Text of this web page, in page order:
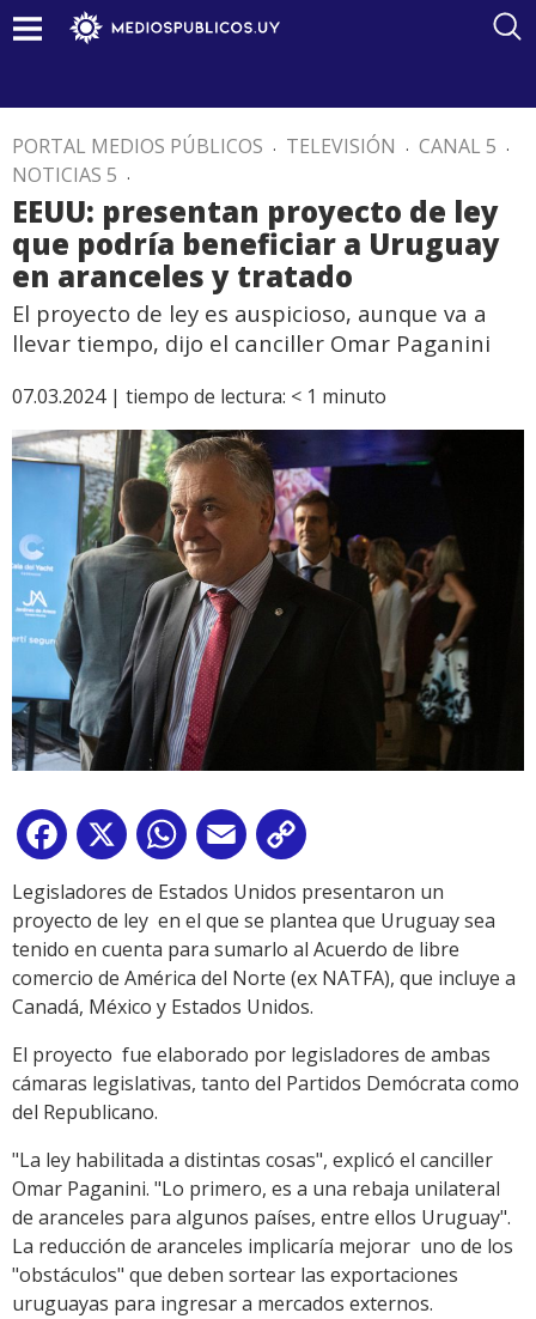
PORTAL MEDIOS PÚBLICOS . TELEVISIÓN . CANAL 5 .
NOTICIAS 5 .
EEUU: presentan proyecto de ley
que podría beneficiar a Uruguay
en aranceles y tratado
El proyecto de ley es auspicioso, aunque va a
llevar tiempo, dijo el canciller Omar Paganini
07.03.2024 | tiempo de lectura: < 1 minuto
Facebook
X WhatsApp
Email
Link
Legisladores de Estados Unidos presentaron un
proyecto de ley en el que se plantea que Uruguay sea
tenido en cuenta para sumarlo al Acuerdo de libre
comercio de América del Norte (ex NATFA), que incluye a
Canadá, México y Estados Unidos.
El proyecto fue elaborado por legisladores de ambas
cámaras legislativas, tanto del Partidos Demócrata como
del Republicano.
"La ley habilitada a distintas cosas", explicó el canciller
Omar Paganini. "Lo primero, es a una rebaja unilateral
de aranceles para algunos países, entre ellos Uruguay".
La reducción de aranceles implicaría mejorar uno de los
"obstáculos" que deben sortear las exportaciones
uruguayas para ingresar a mercados externos.